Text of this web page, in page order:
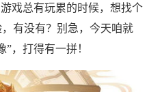
戏总有玩累的时候，想找个
有没有？别急，今天咱就
，打得有一拼！